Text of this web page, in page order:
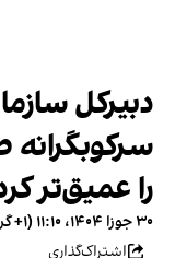
دبیرکل
سرکوبگرانه
را عمیق‌تر
۳۰ جوزا ۱۴۰۴، ۱۱:۱۰ (‎+۱ گرینویچ)
اشتراک‌گذاری